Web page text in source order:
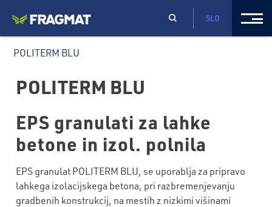
SLO
POLITERM BLU
POLITERM BLU
EPS granulati za lahke
betone in izol. polnila
EPS granulat POLITERM BLU, se uporablja za pripravo
lahkega izolacijskega betona, pri razbremenjevanju
gradbenih konstrukcij, na mestih z nizkimi višinami